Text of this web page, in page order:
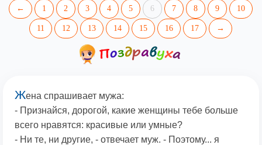
← 1 2 3 4 5 6 7 8 9 10
11 12 13 14 15 16 17 →
Жена спрашивает мужа:
- Признайся, дорогой, какие женщины тебе больше
всего нравятся: красивые или умные?
- Ни те, ни другие, - отвечает муж. - Поэтому... я